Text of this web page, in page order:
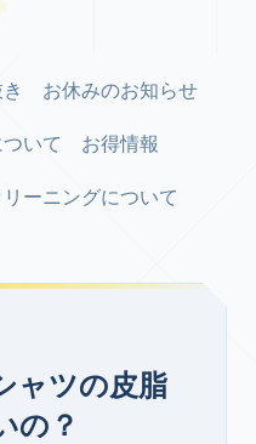
お休みのお知らせ
いて お得情報
リーニングについて
ャツの皮脂
の？